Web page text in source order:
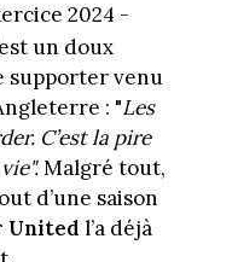
2024 -
un doux
supporter venu
: "Les
C’est la pire
Malgré tout,
d’une saison
United l’a déjà